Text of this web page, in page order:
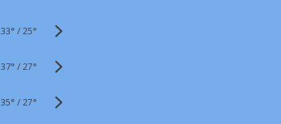
33° /25°
37° /27°
35° /27°